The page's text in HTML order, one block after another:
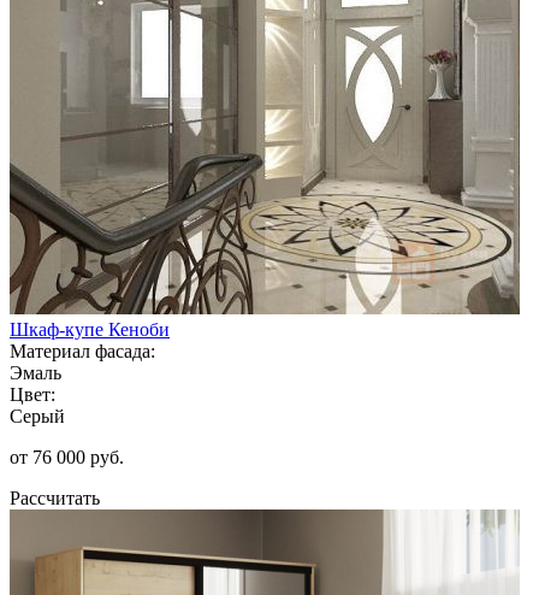
Шкаф-купе Кеноби
Материал фасада:
Эмаль
Цвет:
Серый
от 76 000 руб.
Рассчитать